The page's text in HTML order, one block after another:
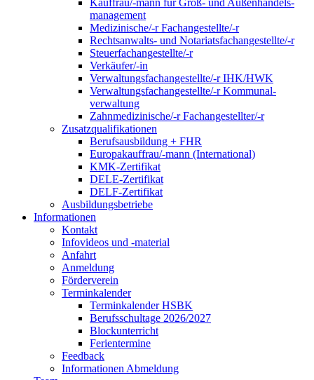
Kauffrau/-mann für Groß- und Außen­handels­
manage­ment
Medizinische/-r Fachangestellte/-r
Rechtsanwalts- und Notariatsfachangestellte/-r
Steuerfachangestellte/-r
Verkäufer/-in
Verwaltungs­fach­angestellte/-r IHK/HWK
Verwaltungsfach­angestellte/-r Kommunal­
verwaltung
Zahnmedizinische/-r Fachangestellter/-r
Zusatzqualifikationen
Berufsausbildung + FHR
Europakauffrau/-mann (International)
KMK-Zertifikat
DELE-Zertifikat
DELF-Zertifikat
Ausbildungsbetriebe
Informationen
Kontakt
Infovideos und -material
Anfahrt
Anmeldung
Förderverein
Terminkalender
Terminkalender HSBK
Berufsschultage 2026/2027
Blockunterricht
Ferientermine
Feedback
Informationen Abmeldung